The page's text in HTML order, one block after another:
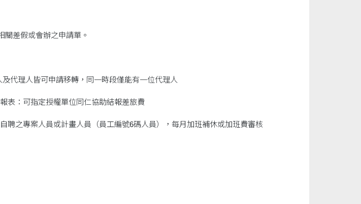
關差假或會辦之申請單。
代理人皆可申請移轉，同一時段僅能有一位代理人
表：可指定授權單位同仁協助結報差旅費
聘之專案人員或計畫人員（員工編號6碼人員），每月加班補休或加班費審核